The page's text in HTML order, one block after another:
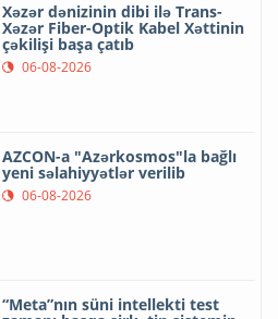
Xəzər dənizinin dibi ilə Trans-
Xəzər Fiber-Optik Kabel Xəttinin
çəkilişi başa çatıb
06-08-2026
AZCON-a "Azərkosmos"la bağlı
yeni səlahiyyətlər verilib
06-08-2026
“Meta”nın süni intellekti test